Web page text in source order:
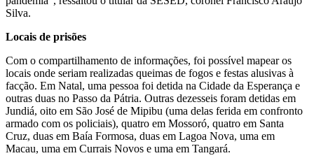
Silva.
Locais de prisões
Com o compartilhamento de informações, foi possível mapear os
locais onde seriam realizadas queimas de fogos e festas alusivas à
facção. Em Natal, uma pessoa foi detida na Cidade da Esperança e
outras duas no Passo da Pátria. Outras dezesseis foram detidas em
Jundiá, oito em São José de Mipibu (uma delas ferida em confronto
armado com os policiais), quatro em Mossoró, quatro em Santa
Cruz, duas em Baía Formosa, duas em Lagoa Nova, uma em
Macau, uma em Currais Novos e uma em Tangará.